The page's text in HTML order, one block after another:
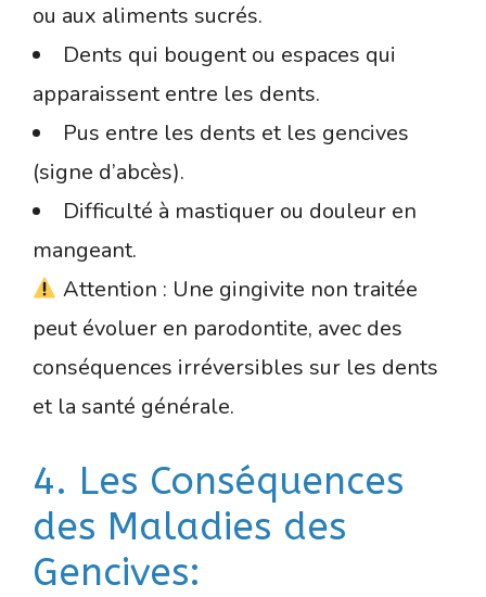
ou aux aliments sucrés.
Dents qui bougent ou espaces qui
apparaissent entre les dents.
Pus entre les dents et les gencives
(signe d’abcès).
Difficulté à mastiquer ou douleur en
mangeant.
Attention : Une gingivite non traitée
peut évoluer en parodontite, avec des
conséquences irréversibles sur les dents
et la santé générale.
4. Les Conséquences
des Maladies des
Gencives: